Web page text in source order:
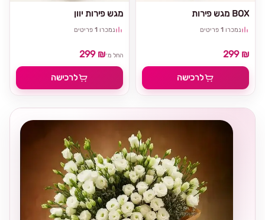
מגש פירות יוון
נמכרו 1 פריטים
החל מ־299 ₪
לרכישה
מגש פירות BOX
נמכרו 1 פריטים
299 ₪
לרכישה